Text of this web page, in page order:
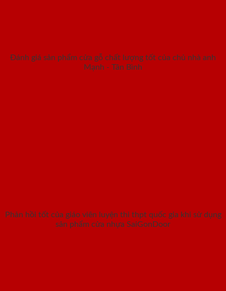
Đánh giá sản phẩm cửa gỗ chất lượng tốt của chủ nhà anh
Mạnh - Tân Bình
Phản hồi tốt của giáo viên luyện thi thpt quốc gia khi sử dụng
sản phẩm cửa nhựa SaiGonDoor